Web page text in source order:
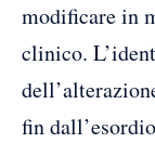
modificare in
clinico.
fin